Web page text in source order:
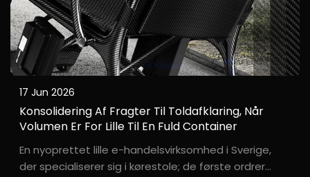
17 Jun 2026
Konsolidering Af Fragter Til Toldafklaring, Når
Volumen Er For Lille Til En Fuld Container
En nyoprettet lille e-handelsvirksomhed i Sverige,
der specialiserer sig i kørestole; de første ordrer